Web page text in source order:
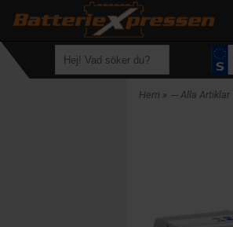
Hem » --- Alla Artiklar